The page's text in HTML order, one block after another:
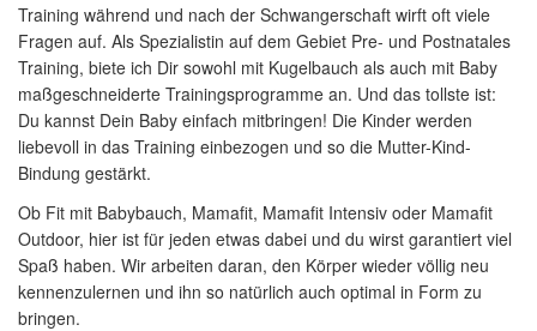
Training während und nach der Schwangerschaft wirft oft viele
Fragen auf. Als Spezialistin auf dem Gebiet Pre- und Postnatales
Training, biete ich Dir sowohl mit Kugelbauch als auch mit Baby
maßgeschneiderte Trainingsprogramme an. Und das tollste ist:
Du kannst Dein Baby einfach mitbringen! Die Kinder werden
liebevoll in das Training einbezogen und so die Mutter-Kind-
Bindung gestärkt.
Ob Fit mit Babybauch, Mamafit, Mamafit Intensiv oder Mamafit
Outdoor, hier ist für jeden etwas dabei und du wirst garantiert viel
Spaß haben. Wir arbeiten daran, den Körper wieder völlig neu
kennenzulernen und ihn so natürlich auch optimal in Form zu
bringen.